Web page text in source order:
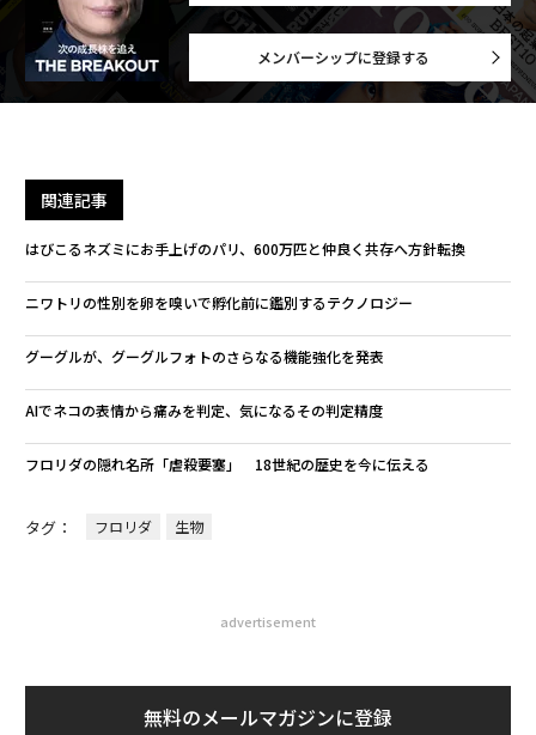
メンバーシップに登録する
関連記事
はびこるネズミにお手上げのパリ、600万匹と仲良く共存へ方針転換
ニワトリの性別を卵を嗅いで孵化前に鑑別するテクノロジー
グーグルが、グーグルフォトのさらなる機能強化を発表
AIでネコの表情から痛みを判定、気になるその判定精度
フロリダの隠れ名所「虐殺要塞」 18世紀の歴史を今に伝える
タグ： フロリダ 生物
advertisement
無料のメールマガジンに登録